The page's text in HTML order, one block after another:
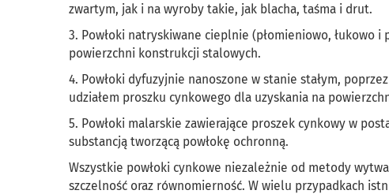
zwartym, jak i na wyroby takie, jak blacha, taśma i drut.
3. Powłoki natryskiwane cieplnie (płomieniowo, łukowo
powierzchni konstrukcji stalowych.
4. Powłoki dyfuzyjnie nanoszone w stanie stałym,
udziałem proszku cynkowego dla uzyskania na
5. Powłoki malarskie zawierające proszek cynkowy w
substancją tworzącą powłokę ochronną.
Wszystkie powłoki cynkowe niezależnie od metody
szczelność oraz równomierność. W wielu przypadkach